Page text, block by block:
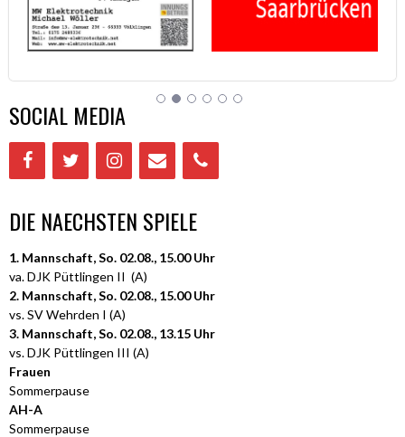
SOCIAL MEDIA
DIE NAECHSTEN SPIELE
1. Mannschaft, So. 02.08., 15.00 Uhr
va. DJK Püttlingen II (A)
2. Mannschaft, So. 02.08., 15.00 Uhr
vs. SV Wehrden I (A)
3. Mannschaft, So. 02.08., 13.15 Uhr
vs. DJK Püttlingen III (A)
Frauen
Sommerpause
AH-A
Sommerpause